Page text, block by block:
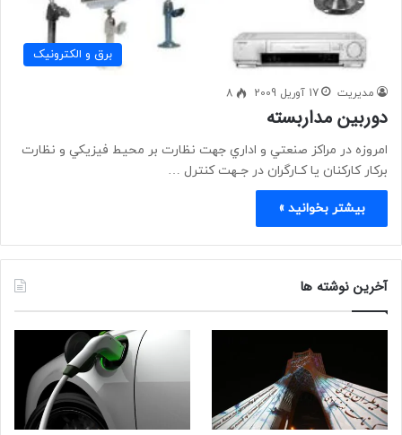
برق و الکترونیک
مدیریت 17 آوریل 2009 8
دوربین مداربسته
امروزه در مراكز صنعتي و اداري جهت نظارت بر محيط فيزيكي و نظارت
بركار كاركنان يا كـارگران در جـهت كنترل …
بیشتر بخوانید »
آخرین نوشته ها